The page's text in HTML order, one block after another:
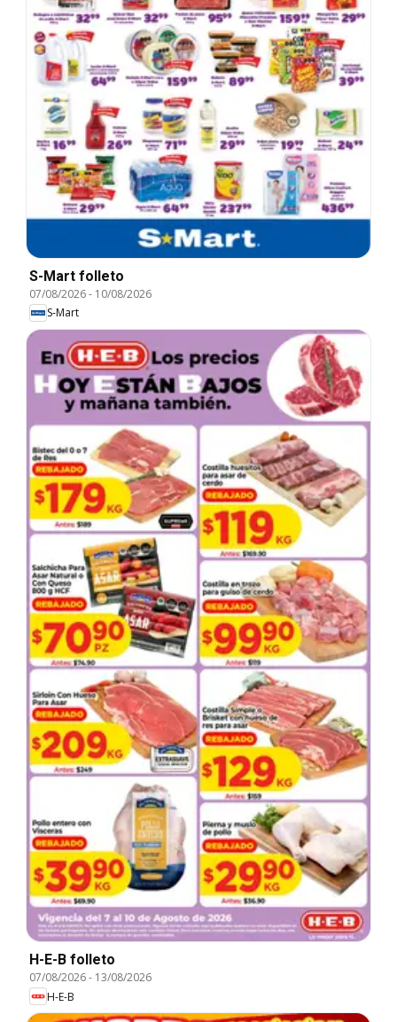
S-Mart folleto
07/08/2026- 10/08/2026
S-Mart
H-E-B folleto
07/08/2026- 13/08/2026
H-E-B